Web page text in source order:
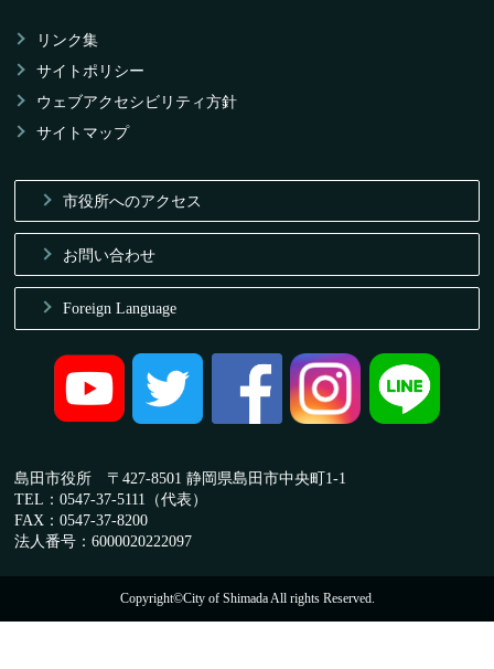
リンク集
サイトポリシー
ウェブアクセシビリティ方針
サイトマップ
市役所へのアクセス
お問い合わせ
Foreign Language
島田市役所 〒427-8501 静岡県島田市中央町1-1
TEL：0547-37-5111（代表）
FAX：0547-37-8200
法人番号：6000020222097
Copyright©City of Shimada All rights Reserved.